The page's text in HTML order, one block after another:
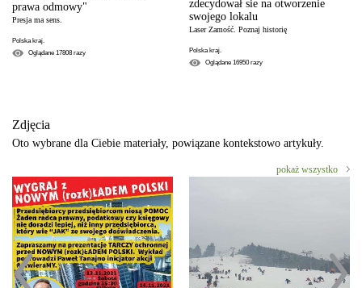
prawa odmowy"
Presja ma sens.
Polska kraj.
Oglądane 17808 razy
zdecydował sie na otworzenie
swojego lokalu
Laser Zamość. Poznaj historię
Polska kraj.
Oglądane 16950razy
Zdjęcia
Oto wybrane dla Ciebie materiały, powiązane kontekstowo artykuły.
pokaż wszystko